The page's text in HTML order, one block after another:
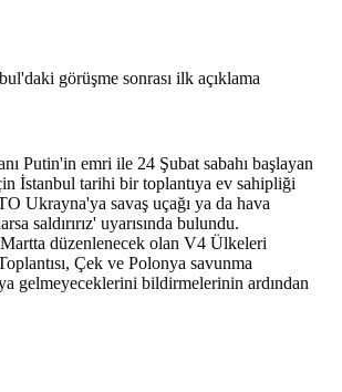
Putin'in emri ile 24 Şubat sabahı başlayan
İstanbul tarihi bir toplantıya ev sahipliği
Ukrayna'ya savaş uçağı ya da hava
saldırırız' uyarısında bulundu.
düzenlenecek olan V4 Ülkeleri
Çek ve Polonya savunma
gelmeyeceklerini bildirmelerinin ardından